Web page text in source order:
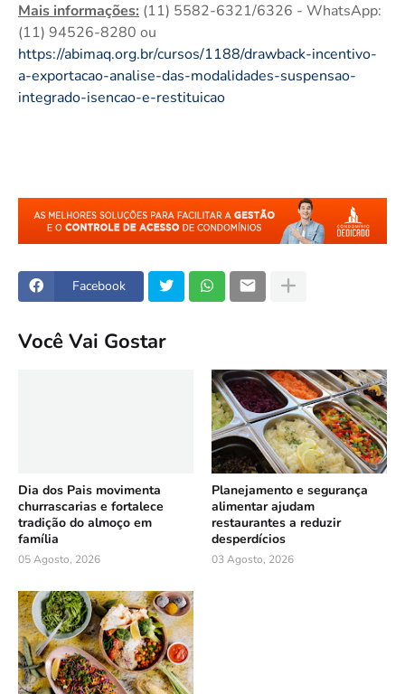
Mais informações: (11) 5582-6321/6326 - WhatsApp:
(11) 94526-8280 ou
https://abimaq.org.br/cursos/1188/drawback-incentivo-
a-exportacao-analise-das-modalidades-suspensao-
integrado-isencao-e-restituicao
Facebook
Você Vai Gostar
Dia dos Pais movimenta
churrascarias e fortalece
tradição do almoço em
família
05 Agosto, 2026
Planejamento e segurança
alimentar ajudam
restaurantes a reduzir
desperdícios
03 Agosto, 2026